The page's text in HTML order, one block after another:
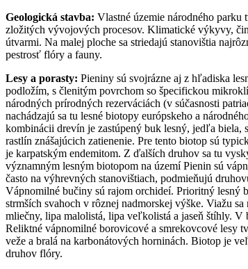
Geologická stavba: Vlastné územie národného
zložitých vývojových procesov. Klimatické výkyvy,
útvarmi. Na malej ploche sa striedajú stanovištia
pestrosť flóry a fauny.
Lesy a porasty: Pieniny sú svojrázne aj z hľadiska
podložím, s členitým povrchom so špecifickou
národných prírodných rezerváciách (v súčasnosti
nachádzajú sa tu lesné biotopy európskeho a
kombinácii drevín je zastúpený buk lesný, jedľa biela,
rastlín znášajúcich zatienenie. Pre tento biotop sú
je karpatským endemitom. Z ďalších druhov sa tu
významným lesným biotopom na území Pienin sú
často na výhrevných stanovištiach, podmieňujú
Vápnomilné bučiny sú rajom orchideí. Prioritný lesný
strmších svahoch v rôznej nadmorskej výške. Viažu
mliečny, lipa malolistá, lipa veľkolistá a jaseň štíhly. V
Reliktné vápnomilné borovicové a smrekovcové lesy
veže a bralá na karbonátových horninách. Biotop je
druhov flóry.